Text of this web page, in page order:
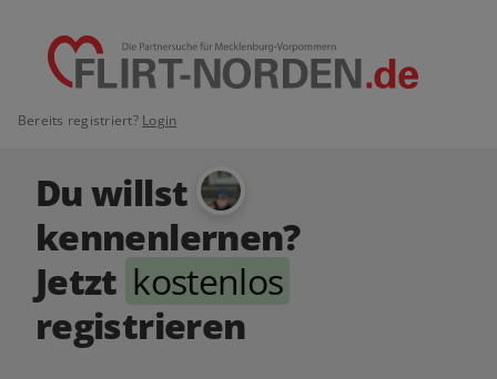
Bereits registriert? Login
Du willst
kennenlernen?
Jetzt kostenlos
registrieren